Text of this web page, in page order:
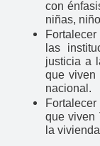
con
niñas,
las
justicia a
que viven
nacional.
que viven
la